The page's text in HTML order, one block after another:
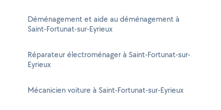
Déménagement et aide au déménagement à
Saint-Fortunat-sur-Eyrieux
Réparateur électroménager à Saint-Fortunat-sur-
Eyrieux
Mécanicien voiture à Saint-Fortunat-sur-Eyrieux